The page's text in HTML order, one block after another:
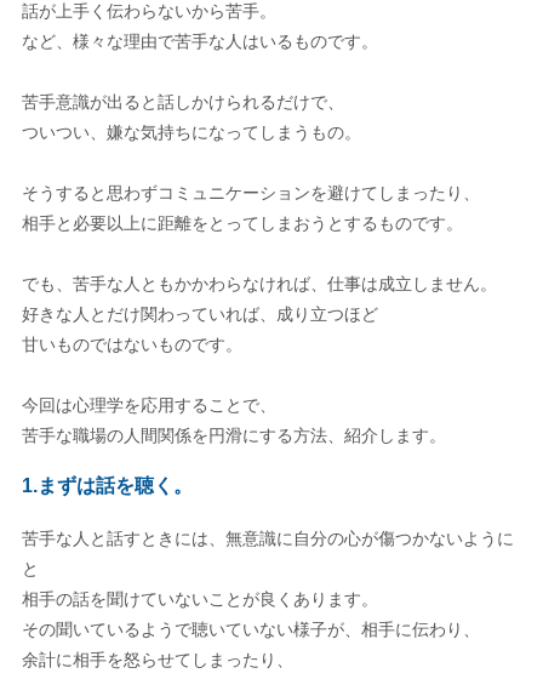
話が上手く伝わらないから苦手。
など、様々な理由で苦手な人はいるものです。
苦手意識が出ると話しかけられるだけで、
ついつい、嫌な気持ちになってしまうもの。
そうすると思わずコミュニケーションを避けてしまったり、
相手と必要以上に距離をとってしまおうとするものです。
でも、苦手な人ともかかわらなければ、仕事は成立しません。
好きな人とだけ関わっていれば、成り立つほど
甘いものではないものです。
今回は心理学を応用することで、
苦手な職場の人間関係を円滑にする方法、紹介します。
1.まずは話を聴く。
苦手な人と話すときには、無意識に自分の心が傷つかないように
と
相手の話を聞けていないことが良くあります。
その聞いているようで聴いていない様子が、相手に伝わり、
余計に相手を怒らせてしまったり、